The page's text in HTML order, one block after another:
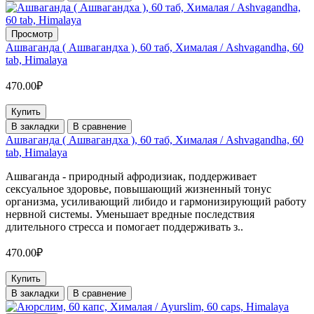
Просмотр
Ашваганда ( Ашвагандха ), 60 таб, Хималая / Ashvagandha, 60
tab, Himalaya
470.00₽
Купить
В закладки
В сравнение
Ашваганда ( Ашвагандха ), 60 таб, Хималая / Ashvagandha, 60
tab, Himalaya
Ашваганда - природный афродизиак, поддерживает
сексуальное здоровье, повышающий жизненный тонус
организма, усиливающий либидо и гармонизирующий работу
нервной системы. Уменьшает вредные последствия
длительного стресса и помогает поддерживать з..
470.00₽
Купить
В закладки
В сравнение